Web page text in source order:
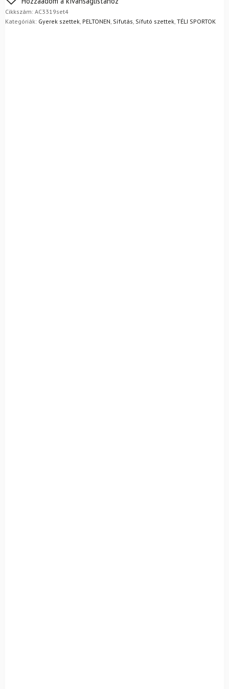
egyszerűen visszaküldheti 14 napon belül, indoklás nélkül.
Mik a visszaküldés feltételei?
Cikkszám: AC3319set4
Kategóriák: Gyerek szettek, PELTONEN, Sífutás, Sífutó szettek, TÉLI SPORTOK